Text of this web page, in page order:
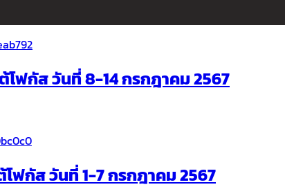
ฟกัส วันที่ 8-14 กรกฎาคม 2567
ฟกัส วันที่ 1-7 กรกฎาคม 2567